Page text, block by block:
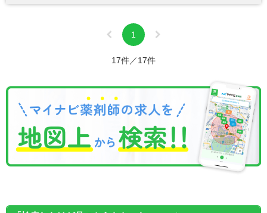
1
17件／17件